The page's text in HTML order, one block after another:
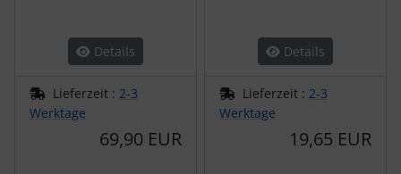
Details
Lieferzeit : 2-3
Werktage
69,90 EUR
Details
Lieferzeit : 2-3
Werktage
19,65 EUR